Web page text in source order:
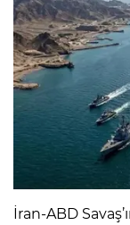
İran-ABD